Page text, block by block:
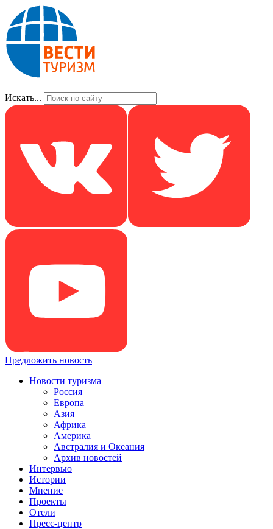
Искать...
Предложить новость
Новости туризма
Россия
Европа
Азия
Африка
Америка
Австралия и Океания
Архив новостей
Интервью
Истории
Мнение
Проекты
Отели
Пресс-центр